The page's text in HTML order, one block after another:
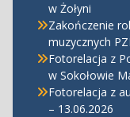
w Żołyni
Zakończenie
muzycznych
Fotorelacja z
w Sokołowie
Fotorelacja z
– 13.06.2026